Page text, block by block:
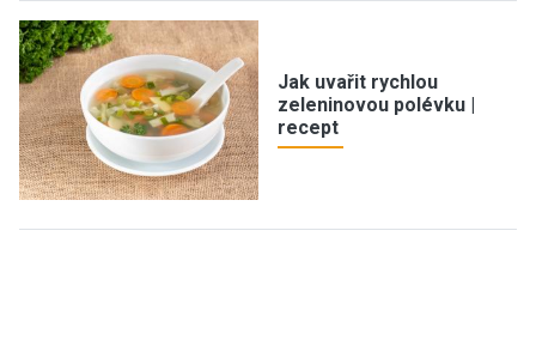
Jak uvařit rychlou
zeleninovou polévku |
recept